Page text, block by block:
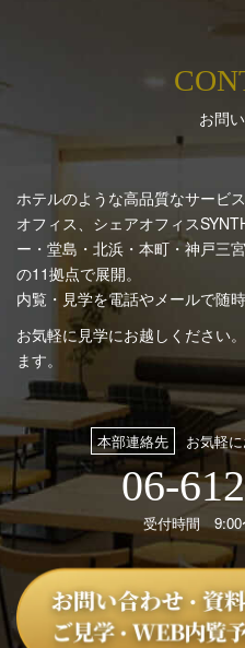
お問
ホテルのような高品質なサービ
オフィス、シェアオフィス
ー・堂島・北浜・本町・神戸三
の11拠点で展開。
内覧・見学を電話やメールで随時
お気軽に見学にお越しください
ます。
本部連絡先 お気軽
06-
受付時間 9:00